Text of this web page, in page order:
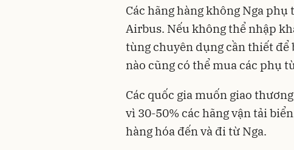
Các hãng hàng không Nga
Airbus. Nếu không thể nhập
tùng chuyên dụng cần thiết để
nào cũng có thể mua các phụ
Các quốc gia muốn giao
vì 30-50% các hãng vận tải
hàng hóa đến và đi từ Nga.